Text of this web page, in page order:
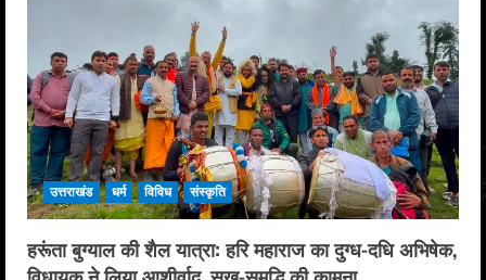
उत्तराखंड धर्म विविध संस्कृति
हरूंता बुग्याल की शैल यात्रा: हरि महाराज का दुग्ध-दधि अभिषेक,